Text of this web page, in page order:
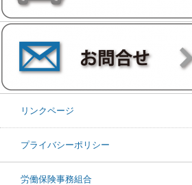
リンクページ
プライバシーポリシー
労働保険事務組合